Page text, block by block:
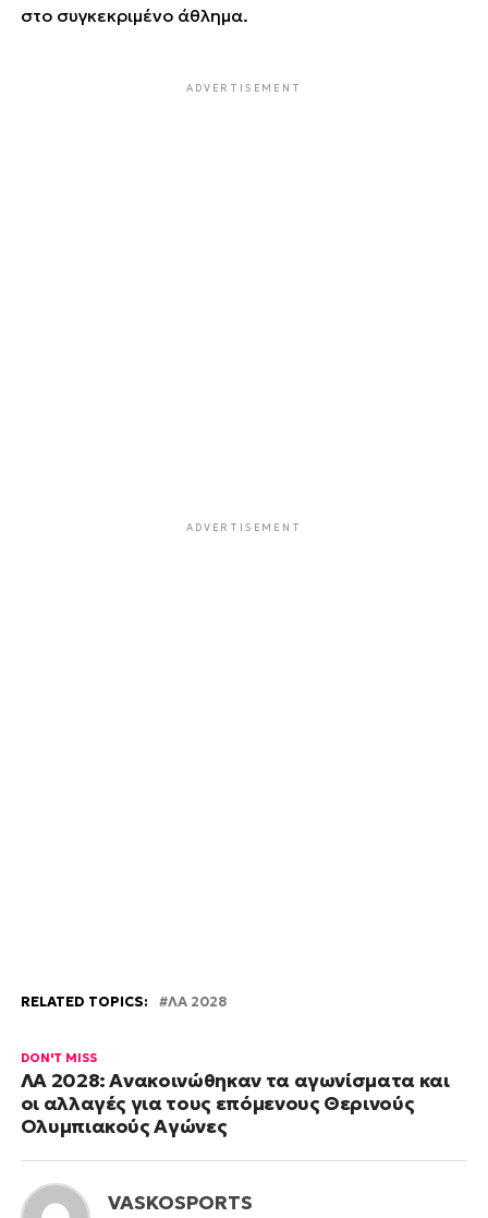
στο συγκεκριμένο άθλημα.
ADVERTISEMENT
ADVERTISEMENT
RELATED TOPICS: ΛΑ 2028
DON'T MISS
ΛΑ 2028: Ανακοινώθηκαν τα αγωνίσματα και
οι αλλαγές για τους επόμενους Θερινούς
Ολυμπιακούς Αγώνες
VASKOSPORTS